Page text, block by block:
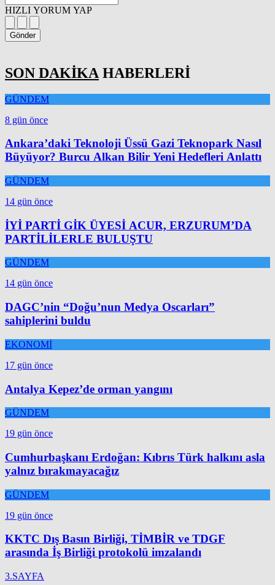
HIZLI YORUM YAP
Gönder
SON DAKİKA HABERLERİ
GÜNDEM
8 gün önce
Ankara’daki Teknoloji Üssü Gazi Teknopark Nasıl
Büyüyor? Burcu Alkan Bilir Yeni Hedefleri Anlattı
GÜNDEM
14 gün önce
İYİ PARTİ GİK ÜYESİ ACUR, ERZURUM’DA
PARTİLİLERLE BULUŞTU
GÜNDEM
14 gün önce
DAGC’nin “Doğu’nun Medya Oscarları”
sahiplerini buldu
EKONOMİ
17 gün önce
Antalya Kepez’de orman yangını
GÜNDEM
19 gün önce
Cumhurbaşkanı Erdoğan: Kıbrıs Türk halkını asla
yalnız bırakmayacağız
GÜNDEM
19 gün önce
KKTC Dış Basın Birliği, TİMBİR ve TDGF
arasında İş Birliği protokolü imzalandı
3.SAYFA